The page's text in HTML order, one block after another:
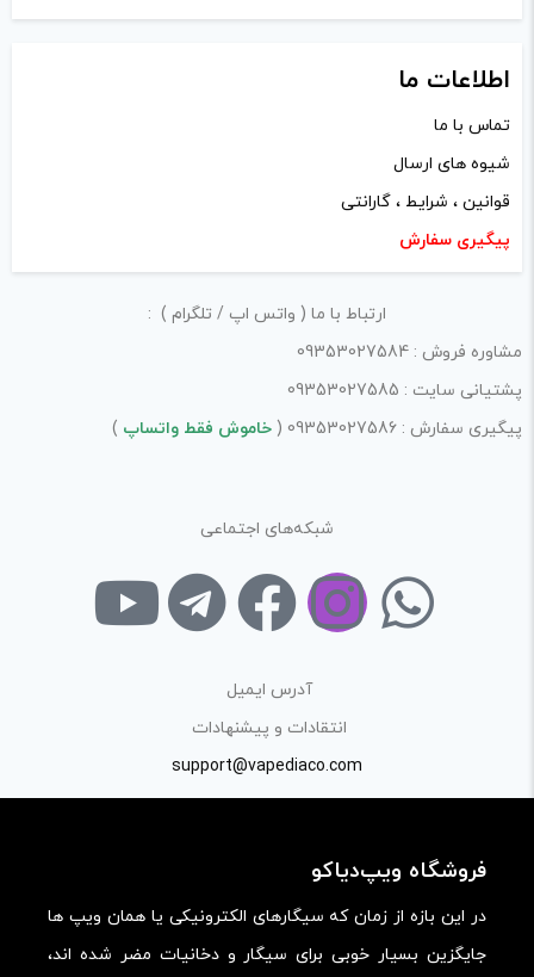
ایمیل*
ذخیره نام، ایمیل و وبسایت من در مرورگر برای زمانی که دوباره
دیدگاهی می‌نویسم.
لازم است محتوای ارسالی منطبق برعرف و شئونات جامعه و با
بیانی رسمی و عاری از لحن تند، تمسخرو توهین باشد.
از ارسال لینک‌های سایت‌های دیگر و ارایه‌ی اطلاعات شخصی
خودتان مثل شماره تماس، ایمیل و آی‌دی شبکه‌های اجتماعی
پرهیز کنید.
فرآیند خرید یک محصول توسط ایشان است.
با توجه به ساختار بخش نظرات، از پرسیدن سوال یا درخواست
راهنمایی در این بخش خودداری کرده و سوالات خود را در بخش
اطلاعات ما
تماس با ما
شیوه های ارسال
قوانین ، شرایط ، گارانتی
پیگیری سفارش
ارتباط با ما ( واتس اپ / تلگرام ) :
مشاوره فروش : 09353027584
پشتیانی سایت : 09353027585
پیگیری سفارش : 09353027586 (
خاموش فقط واتساپ )
شبکه‌های اجتماعی
آدرس ایمیل
انتقادات و پیشنهادات
support@vapediaco.com
فروشگاه ویپ‌دیاکو
در این بازه از زمان که سیگارهای الکترونیکی یا همان ویپ ها
جایگزین بسیار خوبی برای سیگار و دخانیات مضر شده اند،